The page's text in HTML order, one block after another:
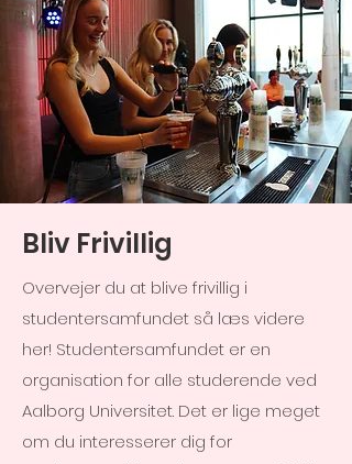
Bliv Frivillig
Overvejer du at blive frivillig i
studentersamfundet så læs videre
her! Studentersamfundet er en
organisation for alle studerende ved
Aalborg Universitet. Det er lige meget
om du interesserer dig for